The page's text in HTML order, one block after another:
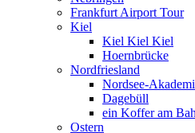
Frankfurt Airport Tour
Kiel
Kiel Kiel Kiel
Hoernbrücke
Nordfriesland
Nordsee-
Dagebüll
ein Koffer am
Ostern